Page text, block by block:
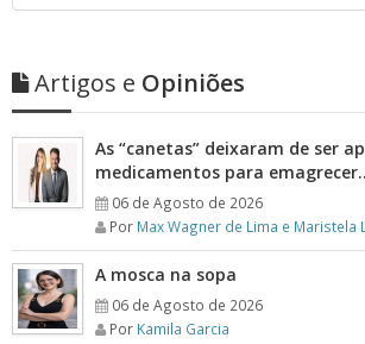
Artigos e Opiniões
As “canetas” deixaram de ser
medicamentos para
06 de Agosto de 2026
Por Max Wagner de Lima e Maristela
A mosca na sopa
06 de Agosto de 2026
Por Kamila Garcia